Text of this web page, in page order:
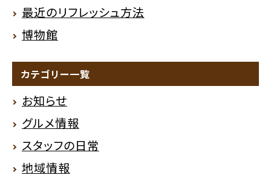
最近のリフレッシュ方法
博物館
カテゴリー一覧
お知らせ
グルメ情報
スタッフの日常
地域情報